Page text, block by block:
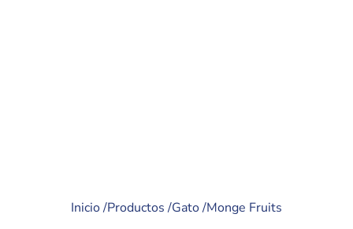
Inicio /Productos /Gato /Monge Fruits